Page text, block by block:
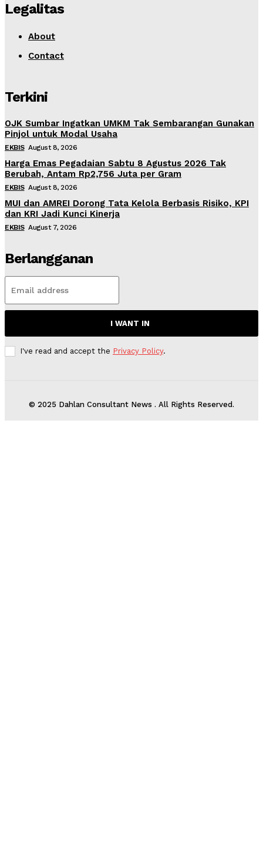
Legalitas
About
Contact
Terkini
OJK Sumbar Ingatkan UMKM Tak Sembarangan Gunakan
Pinjol untuk Modal Usaha
EKBIS August 8, 2026
Harga Emas Pegadaian Sabtu 8 Agustus 2026 Tak
Berubah, Antam Rp2,756 Juta per Gram
EKBIS August 8, 2026
MUI dan AMREI Dorong Tata Kelola Berbasis Risiko, KPI
dan KRI Jadi Kunci Kinerja
EKBIS August 7, 2026
Berlangganan
I WANT IN
I've read and accept the Privacy Policy.
© 2025 Dahlan Consultant News . All Rights Reserved.